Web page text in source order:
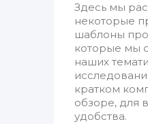
Здесь мы
некоторые
шаблоны
которые мы
наших
кратком
обзоре, для
удобства.